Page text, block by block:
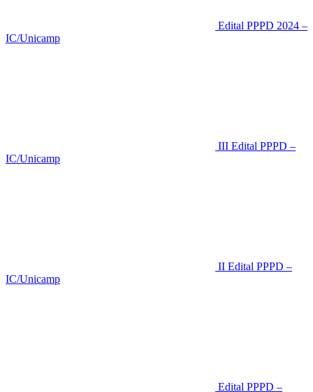
Edital PPPD 2024 –
IC/Unicamp
III Edital PPPD –
IC/Unicamp
II Edital PPPD –
IC/Unicamp
Edital PPPD –